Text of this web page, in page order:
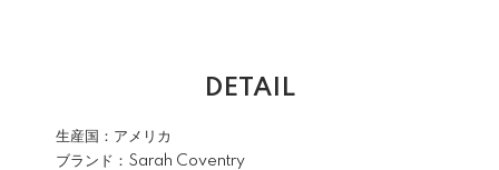
DETAIL
生産国：アメリカ
ブランド： Sarah Coventry